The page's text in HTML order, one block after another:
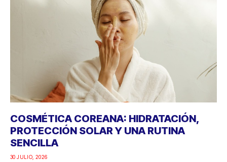
COSMÉTICA COREANA: HIDRATACIÓN,
PROTECCIÓN SOLAR Y UNA RUTINA
SENCILLA
30 JULIO, 2026